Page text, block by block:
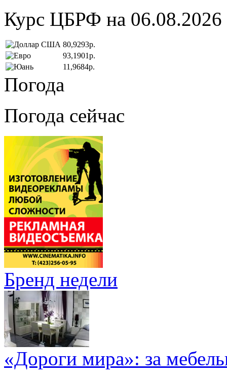
Курс ЦБРФ на 06.08.2026
80,9293р.
93,1901р.
11,9684р.
Погода
Погода сейчас
Бренд недели
«Дороги мира»: за